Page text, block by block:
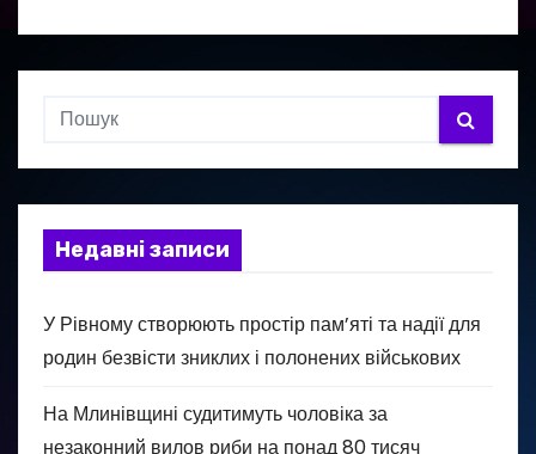
Недавні записи
У Рівному створюють простір пам’яті та надії для
родин безвісти зниклих і полонених військових
На Млинівщині судитимуть чоловіка за
незаконний вилов риби на понад 80 тисяч